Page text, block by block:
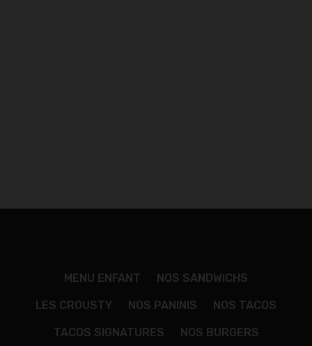
MENU ENFANT NOS SANDWICHS
LES CROUSTY NOS PANINIS NOS TACOS
TACOS SIGNATURES NOS BURGERS